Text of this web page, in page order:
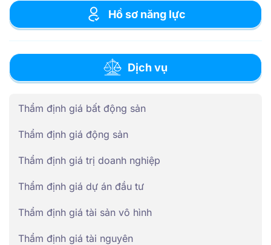
Hồ sơ năng lực
Dịch vụ
Thẩm định giá bất động sản
Thẩm định giá động sản
Thẩm định giá trị doanh nghiệp
Thẩm định giá dự án đầu tư
Thẩm định giá tài sản vô hình
Thẩm định giá tài nguyên